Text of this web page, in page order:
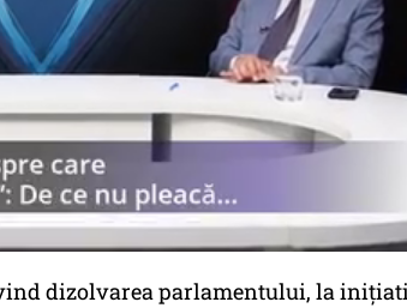
dizolvarea parlamentului, la